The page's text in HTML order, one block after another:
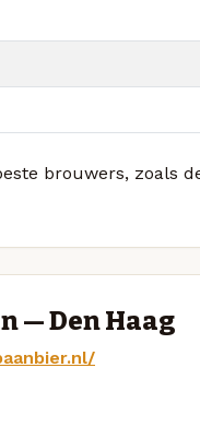
brouwers, zoals
— Den Haag